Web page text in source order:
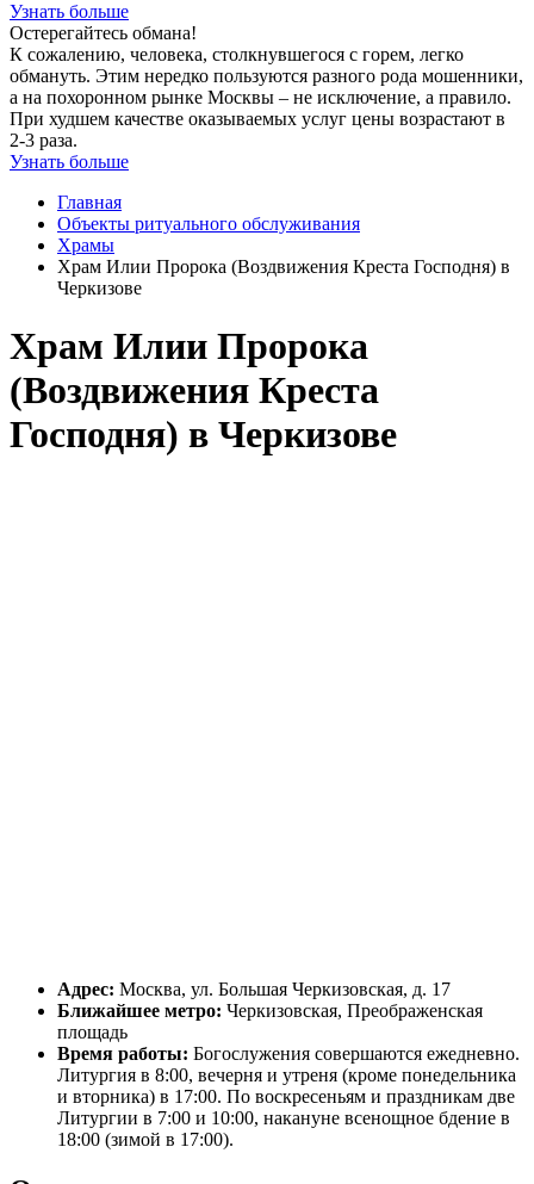
Узнать больше
Остерегайтесь обмана!
К сожалению, человека, столкнувшегося с горем, легко
обмануть. Этим нередко пользуются разного рода мошенники,
а на похоронном рынке Москвы – не исключение, а правило.
При худшем качестве оказываемых услуг цены возрастают в
2-3 раза.
Узнать больше
Главная
Объекты ритуального обслуживания
Храмы
Храм Илии Пророка (Воздвижения Креста Господня) в
Черкизове
Храм Илии Пророка
(Воздвижения Креста
Господня) в Черкизове
Адрес: Москва, ул. Большая Черкизовская, д. 17
Ближайшее метро: Черкизовская, Преображенская
площадь
Время работы: Богослужения совершаются ежедневно.
Литургия в 8:00, вечерня и утреня (кроме понедельника
и вторника) в 17:00. По воскресеньям и праздникам две
Литургии в 7:00 и 10:00, накануне всенощное бдение в
18:00 (зимой в 17:00).